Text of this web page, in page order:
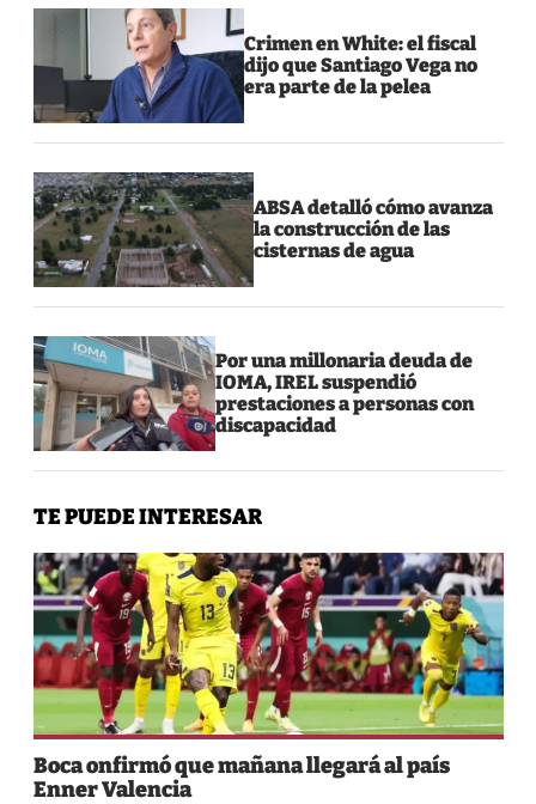
Crimen en White: el fiscal
dijo que Santiago Vega no
era parte de la pelea
ABSA detalló cómo avanza
la construcción de las
cisternas de agua
Por una millonaria deuda de
IOMA, IREL suspendió
prestaciones a personas con
discapacidad
TE PUEDE INTERESAR
Boca onfirmó que mañana llegará al país
Enner Valencia